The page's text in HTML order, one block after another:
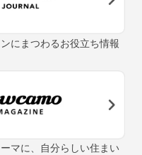
にまつわるお役立ち情報
マに、自分らしい住まい